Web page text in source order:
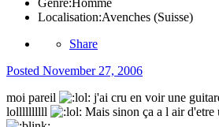
Genre:Homme
Localisation:Avenches (Suisse)
Share
Posted November 27, 2006
moi pareil
j'ai cru en voir une
lollllllllll
Mais sinon ça a l air d'etre